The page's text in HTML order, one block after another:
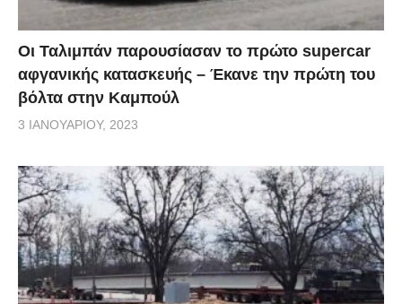
Οι Ταλιμπάν παρουσίασαν το πρώτο supercar
αφγανικής κατασκευής – Έκανε την πρώτη του
βόλτα στην Καμπούλ
3 ΙΑΝΟΥΑΡΊΟΥ, 2023